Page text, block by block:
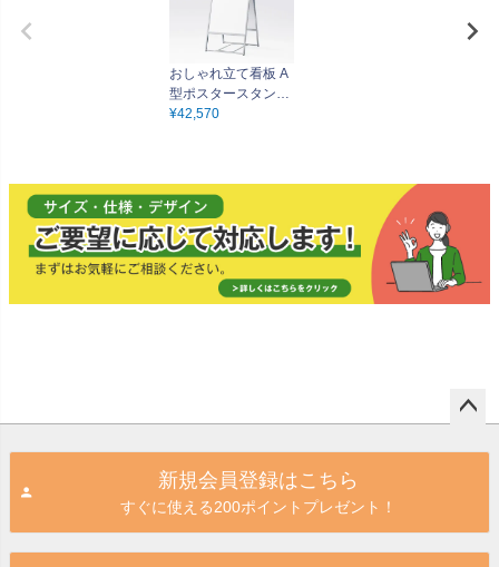
おしゃれ立て看板 A
型ポスタースタンド
両面 シルバーフレー
¥42,570
え可能 開き
新規会員登録はこちら
すぐに使える200ポイントプレゼント！